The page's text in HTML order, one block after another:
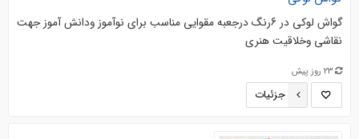
گواش لوکی در 6رنگ درجعبه مقوایی مناسب برای نوآموز ودانش آموز جهت
نقاشی وخلاقیت هنری
23 روز پیش
جزئیات